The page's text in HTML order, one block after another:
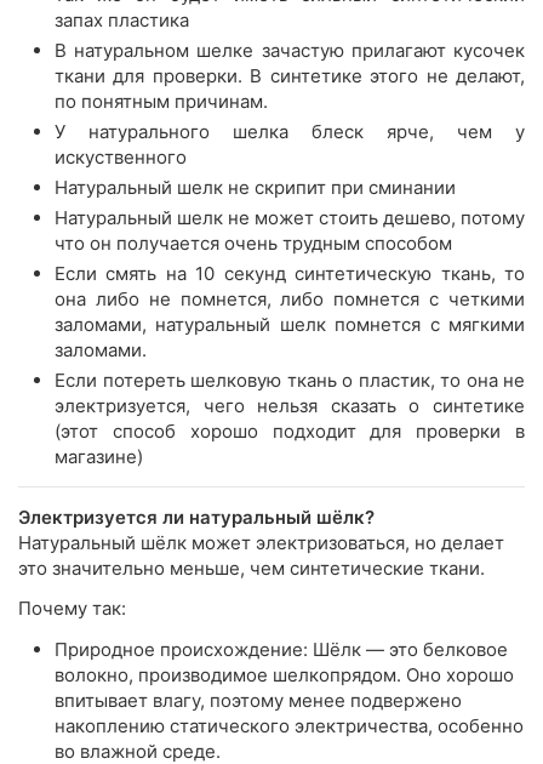
запах пластика
В натуральном шелке зачастую прилагают кусочек
ткани для проверки. В синтетике этого не делают,
по понятным причинам.
У натурального шелка блеск ярче, чем у
искуственного
Натуральный шелк не скрипит при сминании
Натуральный шелк не может стоить дешево, потому
что он получается очень трудным способом
Если смять на 10 секунд синтетическую ткань, то
она либо не помнется, либо помнется с четкими
заломами, натуральный шелк помнется с мягкими
заломами.
Если потереть шелковую ткань о пластик, то она не
электризуется, чего нельзя сказать о синтетике
(этот способ хорошо подходит для проверки в
магазине)
Электризуется ли натуральный шёлк?
Натуральный шёлк может электризоваться, но делает
это значительно меньше, чем синтетические ткани.
Почему так:
Природное происхождение: Шёлк — это белковое
волокно, производимое шелкопрядом. Оно хорошо
впитывает влагу, поэтому менее подвержено
накоплению статического электричества, особенно
во влажной среде.